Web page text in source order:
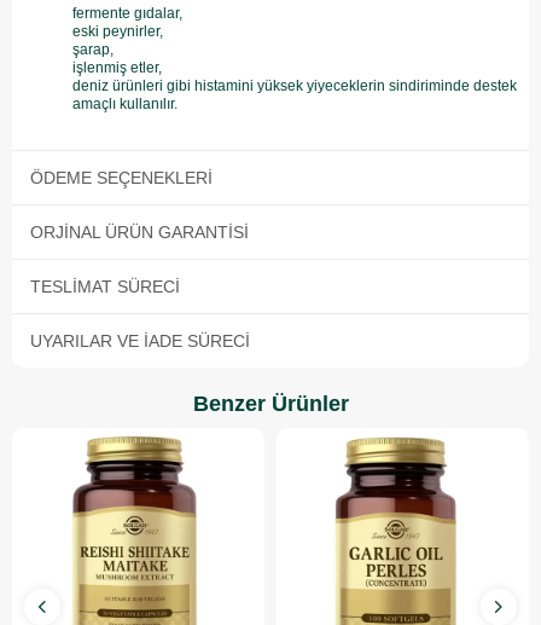
fermente gıdalar,
eski peynirler,
şarap,
işlenmiş etler,
deniz ürünleri gibi histamini yüksek yiyeceklerin sindiriminde destek
amaçlı kullanılır.
ÖDEME SEÇENEKLERI
ORJINAL ÜRÜN GARANTISI
TESLIMAT SÜRECI
UYARILAR VE İADE SÜRECI
Benzer Ürünler